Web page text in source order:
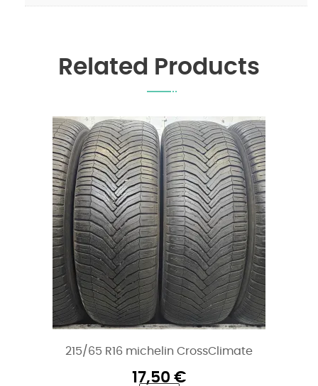
Related Products
215/65 R16 michelin CrossClimate
17,50 €